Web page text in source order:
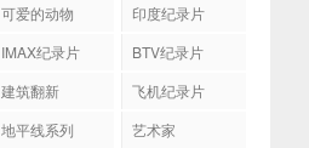
可爱的动物
印度纪录片
IMAX纪录片
BTV纪录片
建筑翻新
飞机纪录片
地平线系列
艺术家